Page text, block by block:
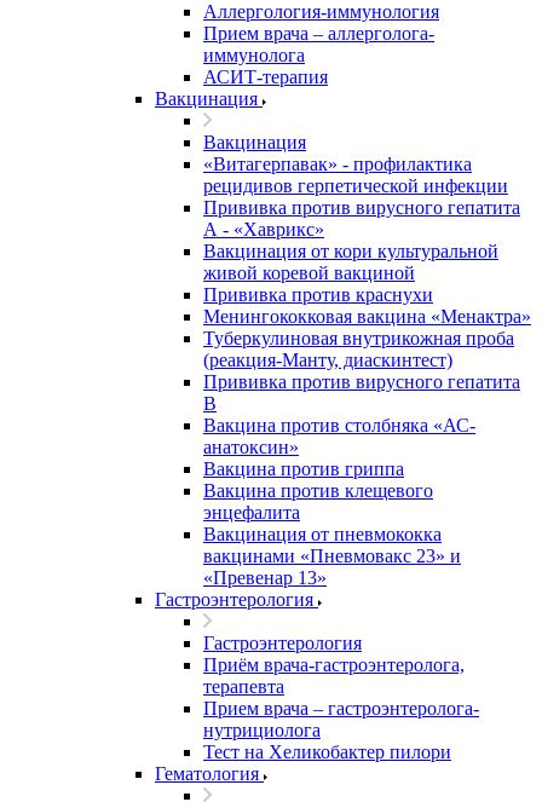
Аллергология-иммунология
Прием врача – аллерголога-
иммунолога
АСИТ-терапия
Вакцинация
Вакцинация
«Витагерпавак» - профилактика
рецидивов герпетической инфекции
Прививка против вирусного гепатита
А - «Хаврикс»
Вакцинация от кори культуральной
живой коревой вакциной
Прививка против краснухи
Менингококковая вакцина «Менактра»
Туберкулиновая внутрикожная проба
(реакция-Манту, диаскинтест)
Прививка против вирусного гепатита
В
Вакцина против столбняка «АС-
анатоксин»
Вакцина против гриппа
Вакцина против клещевого
энцефалита
Вакцинация от пневмококка
вакцинами «Пневмовакс 23» и
«Превенар 13»
Гастроэнтерология
Гастроэнтерология
Приём врача-гастроэнтеролога,
терапевта
Прием врача – гастроэнтеролога-
нутрициолога
Тест на Хеликобактер пилори
Гематология